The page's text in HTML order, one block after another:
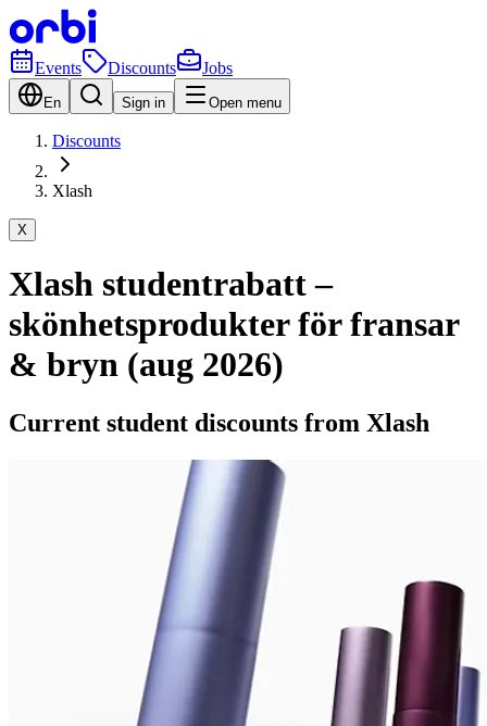
Events Discounts Jobs
En Sign in Open menu
Discounts
Xlash
X
Xlash studentrabatt –
skönhetsprodukter för fransar
& bryn (aug 2026)
Current student discounts from Xlash